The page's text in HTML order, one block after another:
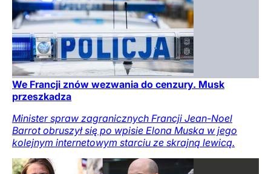
We Francji znów wezwania do cenzury. Musk
przeszkadza
Minister spraw zagranicznych Francji Jean-Noel
Barrot obruszył się po wpisie Elona Muska w jego
kolejnym internetowym starciu ze skrajną lewicą.